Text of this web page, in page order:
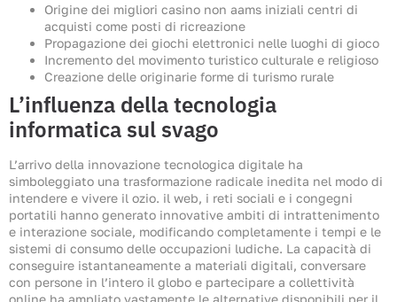
Origine dei migliori casino non aams iniziali centri di
acquisti come posti di ricreazione
Propagazione dei giochi elettronici nelle luoghi di gioco
Incremento del movimento turistico culturale e religioso
Creazione delle originarie forme di turismo rurale
L’influenza della tecnologia
informatica sul svago
L’arrivo della innovazione tecnologica digitale ha
simboleggiato una trasformazione radicale inedita nel modo di
intendere e vivere il ozio. il web, i reti sociali e i congegni
portatili hanno generato innovative ambiti di intrattenimento
e interazione sociale, modificando completamente i tempi e le
sistemi di consumo delle occupazioni ludiche. La capacità di
conseguire istantaneamente a materiali digitali, conversare
con persone in l’intero il globo e partecipare a collettività
online ha ampliato vastamente le alternative disponibili per il